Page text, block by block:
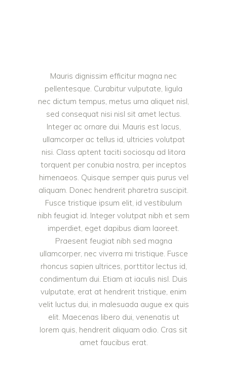
Mauris dignissim efficitur magna nec
pellentesque. Curabitur vulputate, ligula
nec dictum tempus, metus urna aliquet nisl,
sed consequat nisi nisl sit amet lectus.
Integer ac ornare dui. Mauris est lacus,
ullamcorper ac tellus id, ultricies volutpat
nisi. Class aptent taciti sociosqu ad litora
torquent per conubia nostra, per inceptos
himenaeos. Quisque semper quis purus vel
aliquam. Donec hendrerit pharetra suscipit.
Fusce tristique ipsum elit, id vestibulum
nibh feugiat id. Integer volutpat nibh et sem
imperdiet, eget dapibus diam laoreet.
Praesent feugiat nibh sed magna
ullamcorper, nec viverra mi tristique. Fusce
rhoncus sapien ultrices, porttitor lectus id,
condimentum dui. Etiam at iaculis nisl. Duis
vulputate, erat at hendrerit tristique, enim
velit luctus dui, in malesuada augue ex quis
elit. Maecenas libero dui, venenatis ut
lorem quis, hendrerit aliquam odio. Cras sit
amet faucibus erat.